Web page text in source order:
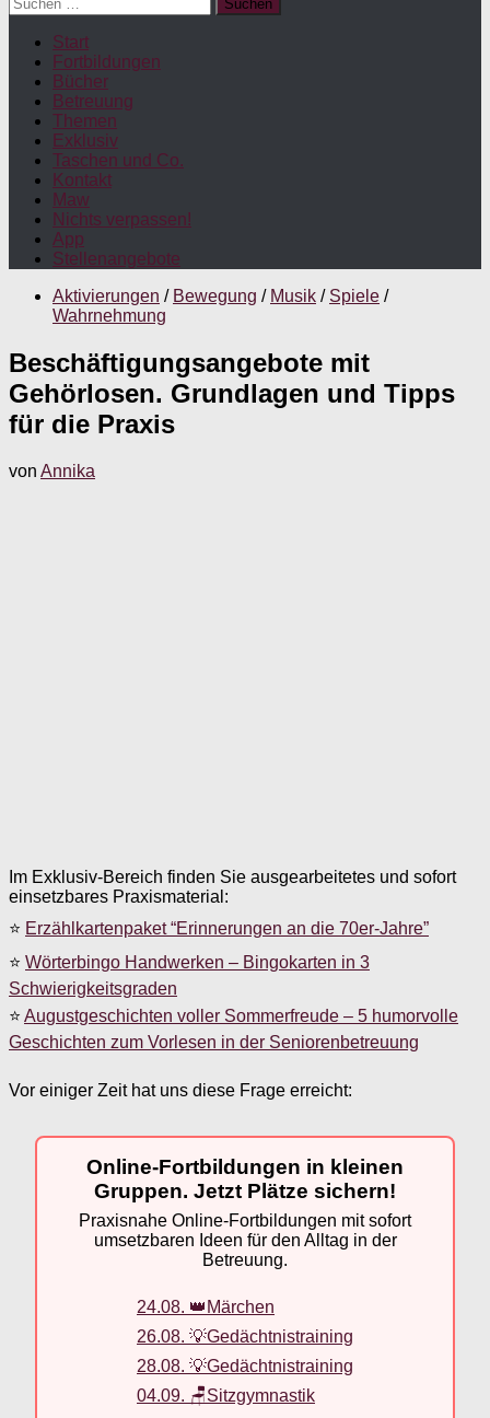
nach:
Start
Fortbildungen
Bücher
Betreuung
Themen
Exklusiv
Taschen und Co.
Kontakt
Maw
Nichts verpassen!
App
Stellenangebote
Aktivierungen / Bewegung / Musik / Spiele /
Wahrnehmung
Beschäftigungsangebote mit
Gehörlosen. Grundlagen und Tipps
für die Praxis
von Annika
Im Exklusiv-Bereich finden Sie ausgearbeitetes und sofort
einsetzbares Praxismaterial:
⭐ Erzählkartenpaket “Erinnerungen an die 70er-Jahre”
⭐ Wörterbingo Handwerken – Bingokarten in 3
Schwierigkeitsgraden
⭐ Augustgeschichten voller Sommerfreude – 5 humorvolle
Geschichten zum Vorlesen in der Seniorenbetreuung
Vor einiger Zeit hat uns diese Frage erreicht:
Online-Fortbildungen in kleinen
Gruppen. Jetzt Plätze sichern!
Praxisnahe Online-Fortbildungen mit sofort
umsetzbaren Ideen für den Alltag in der
Betreuung.
24.08. 👑Märchen
26.08. 💡Gedächtnistraining
28.08. 💡Gedächtnistraining
04.09. 🪑Sitzgymnastik